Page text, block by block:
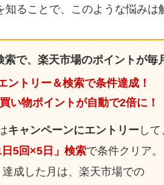
ることで、このような悩みは
索で、楽天市場のポイントが毎
ントリー＆検索で条件達成！
い物ポイントが自動で2倍に！
キャンペーンにエントリー して
日5回×5日」検索で条件クリア。
達成した月は、楽天市場での